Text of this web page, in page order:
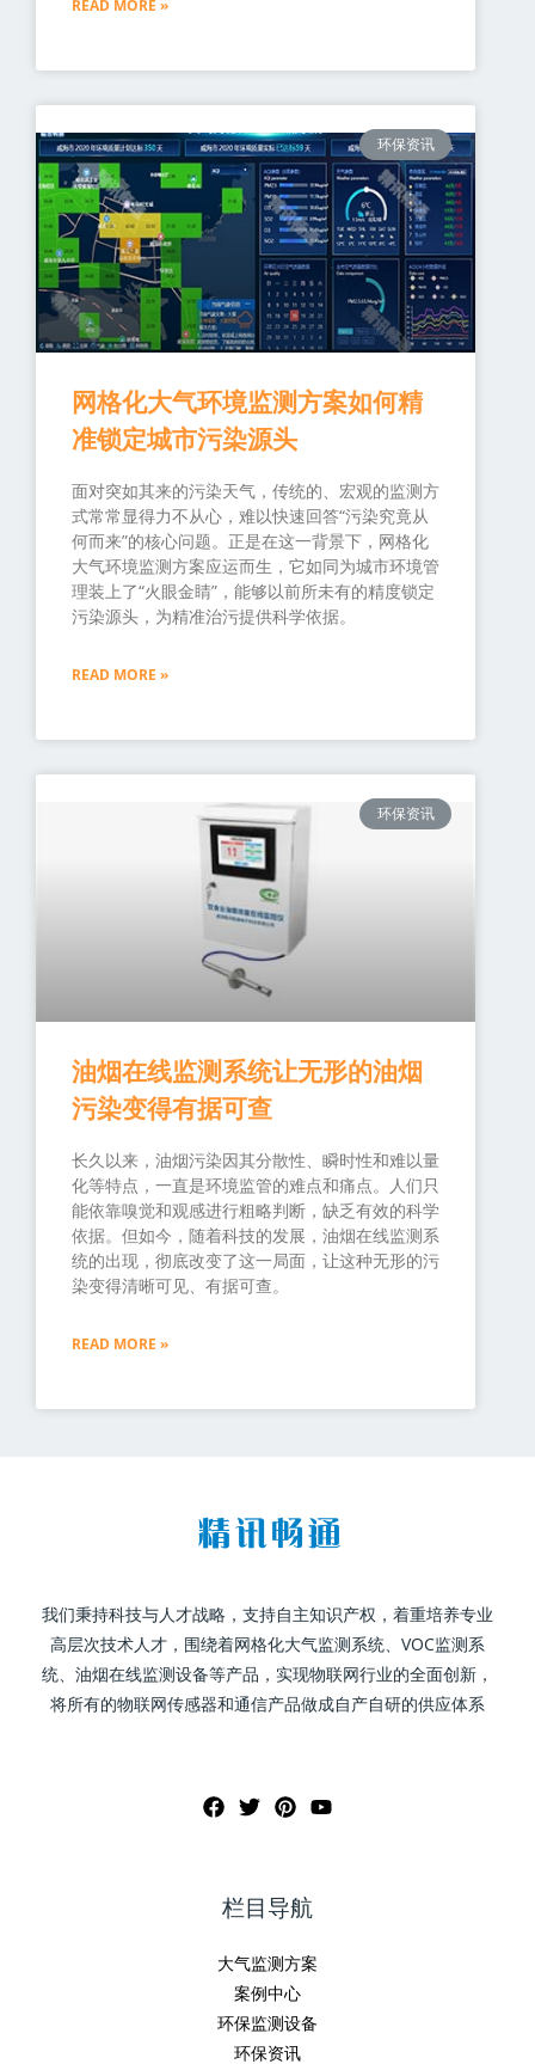
READ MORE »
环保资讯
网格化大气环境监测方案如何精
准锁定城市污染源头
面对突如其来的污染天气，传统的、宏观的监测方
式常常显得力不从心，难以快速回答“污染究竟从
何而来”的核心问题。正是在这一背景下，网格化
大气环境监测方案应运而生，它如同为城市环境管
理装上了“火眼金睛”，能够以前所未有的精度锁定
污染源头，为精准治污提供科学依据。
READ MORE »
环保资讯
油烟在线监测系统让无形的油烟
污染变得有据可查
长久以来，油烟污染因其分散性、瞬时性和难以量
化等特点，一直是环境监管的难点和痛点。人们只
能依靠嗅觉和观感进行粗略判断，缺乏有效的科学
依据。但如今，随着科技的发展，油烟在线监测系
统的出现，彻底改变了这一局面，让这种无形的污
染变得清晰可见、有据可查。
READ MORE »
我们秉持科技与人才战略，支持自主知识产权，着重培养专业
高层次技术人才，围绕着网格化大气监测系统、VOC监测系
统、油烟在线监测设备等产品，实现物联网行业的全面创新，
将所有的物联网传感器和通信产品做成自产自研的供应体系
栏目导航
大气监测方案
案例中心
环保监测设备
环保资讯